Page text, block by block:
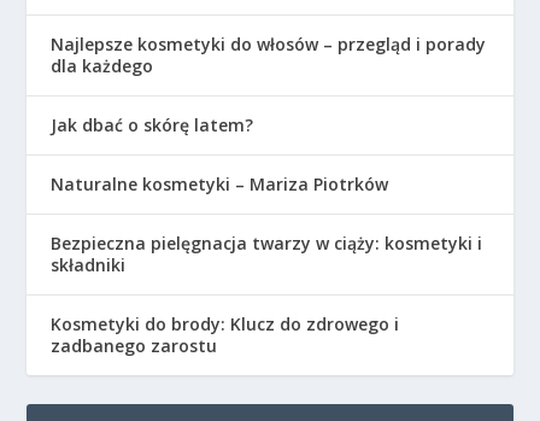
Najlepsze kosmetyki do włosów – przegląd i porady
dla każdego
Jak dbać o skórę latem?
Naturalne kosmetyki – Mariza Piotrków
Bezpieczna pielęgnacja twarzy w ciąży: kosmetyki i
składniki
Kosmetyki do brody: Klucz do zdrowego i
zadbanego zarostu